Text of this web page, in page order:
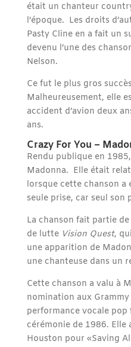
était un chanteur
l’époque. Les droits
Pasty Cline en a fait un
devenu l’une des
Nelson.
Ce fut le plus gros
Malheureusement, elle
accident d’avion deux
ans.
Crazy For You –
Rendu publique en
Madonna. Elle était
lorsque cette chanson a
seule prise, car seul
La chanson fait partie
de lutte Vision Quest,
une apparition de
une chanteuse dans un
Cette chanson a valu à
nomination aux
performance vocale pop
cérémonie de 1986.
Houston pour «Saving